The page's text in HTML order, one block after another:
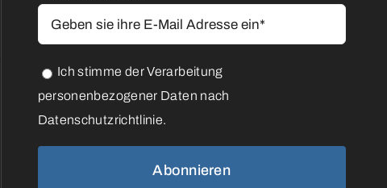
Ich stimme der Verarbeitung
personenbezogener Daten nach
Datenschutzrichtlinie.